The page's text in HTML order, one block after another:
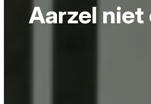
Aarzel